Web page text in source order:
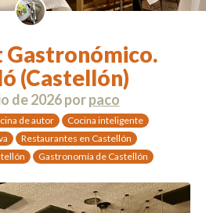
Gastronómico.
(Castellón)
de 2026porpaco
de autor
Cocina inteligente
Restaurantes en Castellón
Gastronomía de Castellón